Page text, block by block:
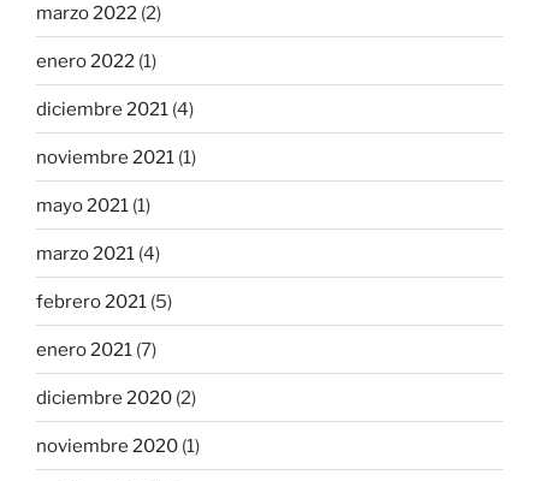
marzo 2022 (2)
enero 2022 (1)
diciembre 2021 (4)
noviembre 2021 (1)
mayo 2021 (1)
marzo 2021 (4)
febrero 2021 (5)
enero 2021 (7)
diciembre 2020 (2)
noviembre 2020 (1)